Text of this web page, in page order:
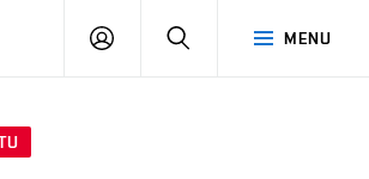
MENU
PŘIHLÁSIT